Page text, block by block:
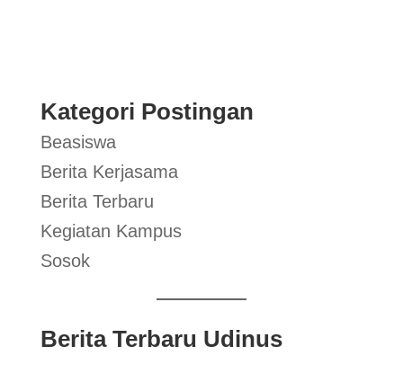
Kategori Postingan
Beasiswa
Berita Kerjasama
Berita Terbaru
Kegiatan Kampus
Sosok
Berita Terbaru Udinus